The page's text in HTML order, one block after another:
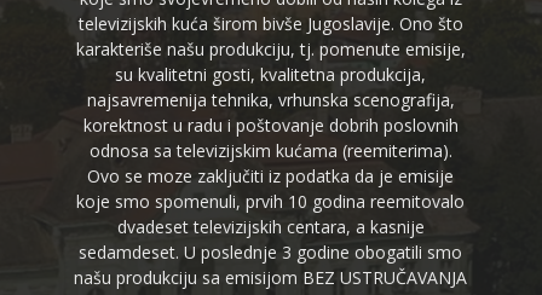
televizijskih kuća širom bivše Jugoslavije. Ono što
karakteriše našu produkciju, tj. pomenute emisije,
su kvalitetni gosti, kvalitetna produkcija,
najsavremenija tehnika, vrhunska scenografija,
korektnost u radu i poštovanje dobrih poslovnih
odnosa sa televizijskim kućama (reemiterima).
Ovo se moze zaključiti iz podatka da je emisije
koje smo spomenuli, prvih 10 godina reemitovalo
dvadeset televizijskih centara, a kasnije
sedamdeset. U poslednje 3 godine obogatili smo
našu produkciju sa emisijom BEZ USTRUČAVANJA